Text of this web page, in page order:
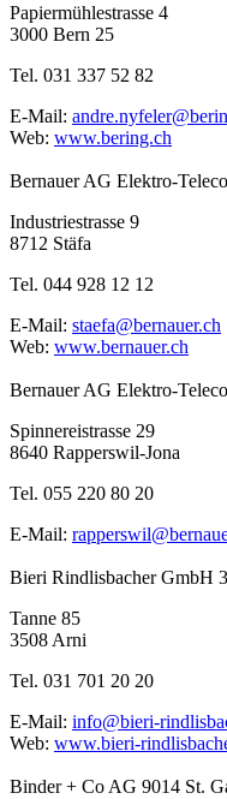
Papiermühlestrasse 4
3000 Bern 25
Tel. 031 337 52 82
E-Mail:
Web: www.bering.ch
Bernauer AG Elektro-
Industriestrasse 9
8712 Stäfa
Tel. 044 928 12 12
E-Mail: staefa@bernauer.ch
Web: www.bernauer.ch
Bernauer AG Elektro-
Spinnereistrasse 29
8640 Rapperswil-Jona
Tel. 055 220 80 20
E-Mail:
Bieri Rindlisbacher GmbH
Tanne 85
3508 Arni
Tel. 031 701 20 20
E-Mail: info@bieri-
Web: www.bieri-
Binder + Co AG 9014 St.